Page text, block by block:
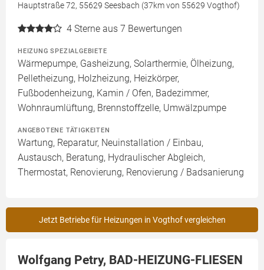
Hauptstraße 72, 55629 Seesbach (37km von 55629 Vogthof)
4 Sterne aus 7 Bewertungen
HEIZUNG SPEZIALGEBIETE
Wärmepumpe, Gasheizung, Solarthermie, Ölheizung,
Pelletheizung, Holzheizung, Heizkörper,
Fußbodenheizung, Kamin / Ofen, Badezimmer,
Wohnraumlüftung, Brennstoffzelle, Umwälzpumpe
ANGEBOTENE TÄTIGKEITEN
Wartung, Reparatur, Neuinstallation / Einbau,
Austausch, Beratung, Hydraulischer Abgleich,
Thermostat, Renovierung, Renovierung / Badsanierung
Jetzt Betriebe für Heizungen in Vogthof vergleichen
Wolfgang Petry, BAD-HEIZUNG-FLIESEN